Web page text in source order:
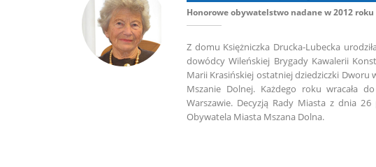
Honorowe obywatelstwo nadane w 2012 roku
Z domu Księżniczka Drucka-Lubecka
dowódcy Wileńskiej Brygady Kawalerii
Marii Krasińskiej ostatniej dziedziczki Dworu
Mszanie Dolnej. Każdego roku wracała
Warszawie. Decyzją Rady Miasta z dnia
Obywatela Miasta Mszana Dolna.